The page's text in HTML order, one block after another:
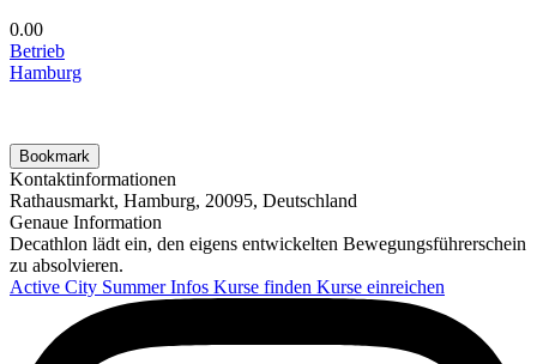
0.00
Betrieb
Hamburg
Bookmark
Kontaktinformationen
Rathausmarkt, Hamburg, 20095, Deutschland
Genaue Information
Decathlon lädt ein, den eigens entwickelten Bewegungsführerschein
zu absolvieren.
Active City SummerInfos Kurse finden Kurse einreichen